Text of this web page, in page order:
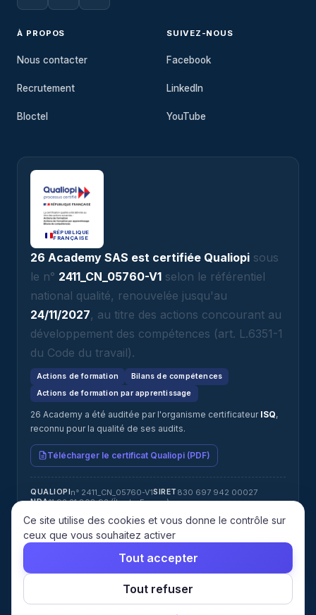
À PROPOS
Nous contacter
Recrutement
Bloctel
SUIVEZ-NOUS
Facebook
LinkedIn
YouTube
RÉPUBLIQUE
FRANÇAISE
26 Academy SAS est certifiée Qualiopi sous
le n° 2411_CN_05760-V1 selon le référentiel
national qualité, renouvelée jusqu'au
24/11/2027, au titre des actions concourant au
développement des compétences (art. L.6351-1
du Code du travail).
Actions de formation
Bilans de compétences
Actions de formation par apprentissage
26 Academy a été auditée par l'organisme certificateur ISQ,
reconnu pour la qualité de ses audits.
Télécharger le certificat Qualiopi (PDF)
QUALIOPI n° 2411_CN_05760-V1SIRET 830 697 942 00027
NDA11 92 21 808 92 (Île-de-France)
CERTIFICATEURISQ
© 2026 26 Academy. Tous droits réservés.
légales
Confidentialité CGUCGVCookies
cookies
Ce site utilise des cookies et vous donne le contrôle sur
ceux que vous souhaitez activer
Tout accepter
Tout refuser